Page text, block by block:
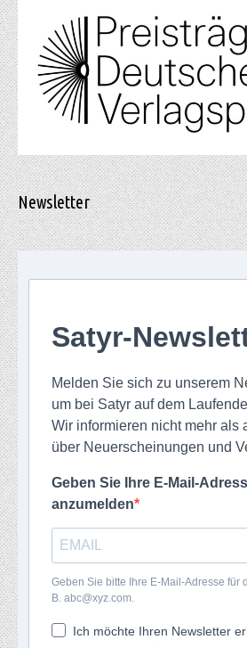
Newsletter
Satyr-
Melden Sie sich zu unserem
um bei Satyr auf dem
Wir informieren nicht mehr als
über Neuerscheinungen und
Geben Sie Ihre E-Mail-
anzumelden
Geben Sie bitte Ihre E-Mail-Adresse für
B. abc@xyz.com.
Ich möchte Ihren Newsletter